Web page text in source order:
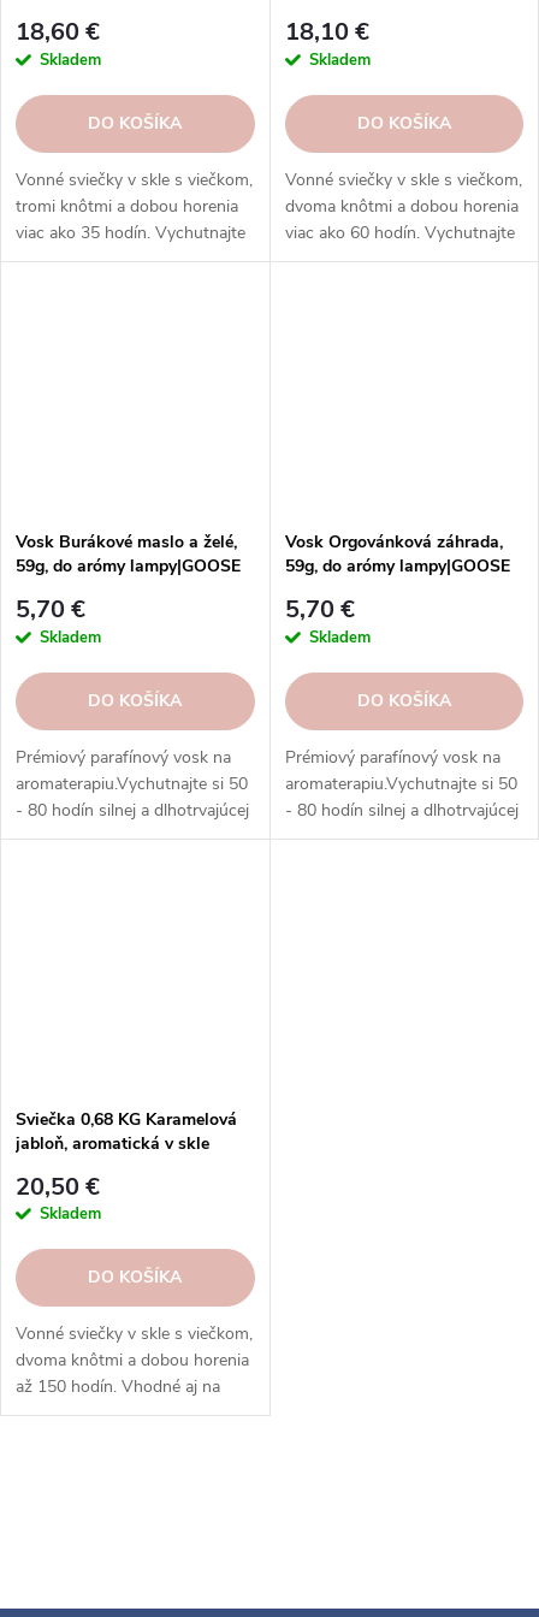
18,60 €
Skladem
DO KOŠÍKA
Vonné sviečky v skle s viečkom,
tromi knôtmi a dobou horenia
viac ako 35 hodín. Vychutnajte
si rozmanitosť vôní a
18,10 €
Skladem
DO KOŠÍKA
Vonné sviečky v skle s viečkom,
dvoma knôtmi a dobou horenia
viac ako 60 hodín. Vychutnajte
si rôzne vône a rovnomerné
Vosk Burákové maslo a želé,
59g, do arómy lampy|GOOSE
5,70 €
Skladem
DO KOŠÍKA
Prémiový parafínový vosk na
aromaterapiu.Vychutnajte si 50
- 80 hodín silnej a dlhotrvajúcej
vône s voskami Goose Creek.
Vosk Orgovánková záhrada,
59g, do arómy lampy|GOOSE
5,70 €
Skladem
DO KOŠÍKA
Prémiový parafínový vosk na
aromaterapiu.Vychutnajte si 50
- 80 hodín silnej a dlhotrvajúcej
vône s voskami Goose Creek.
Sviečka 0,68 KG Karamelová
jabloň, aromatická v skle
20,50 €
Skladem
DO KOŠÍKA
Vonné sviečky v skle s viečkom,
dvoma knôtmi a dobou horenia
až 150 hodín. Vhodné aj na
prevoňanie veľkých priestorov.
d